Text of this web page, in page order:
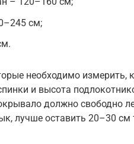
см;
необходимо измерить,
и высота
должно свободно
лучше оставить 20–30